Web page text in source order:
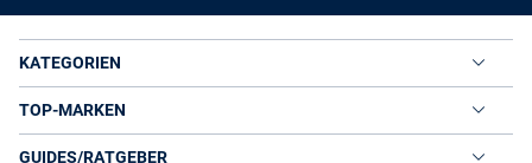
Frauen oder alle, die ihre Taille betonen möchten. Diese
Schnitte zaubern lange Beine und wirken modern.
Weite Hosenbeine:
Ausgestellte Varianten sorgen für
in Kombination mit hohen Schuhen.
dieWoll-Bundfaltenhose Emilie
KATEGORIEN
TOP-MARKEN
GUIDES/RATGEBER